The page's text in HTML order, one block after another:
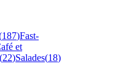
187)Fast-
et
(22)Salades(18)